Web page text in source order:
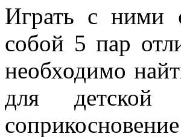
Играть с ними
собой 5 пар
необходимо
для детской